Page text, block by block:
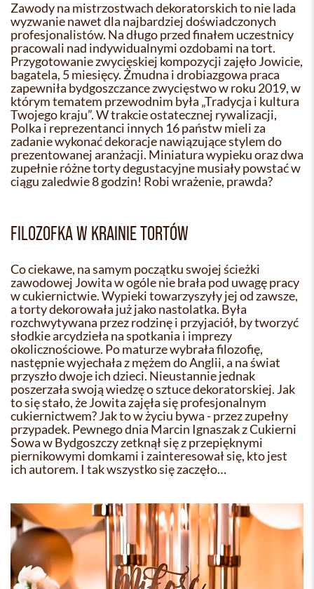
Zawody na mistrzostwach dekoratorskich to nie lada
wyzwanie nawet dla najbardziej doświadczonych
profesjonalistów. Na długo przed finałem uczestnicy
pracowali nad indywidualnymi ozdobami na tort.
Przygotowanie zwycięskiej kompozycji zajęło Jowicie,
bagatela, 5 miesięcy. Żmudna i drobiazgowa praca
zapewniła bydgoszczance zwycięstwo w roku 2019, w
którym tematem przewodnim była „Tradycja i kultura
Twojego kraju”. W trakcie ostatecznej rywalizacji,
Polka i reprezentanci innych 16 państw mieli za
zadanie wykonać dekoracje nawiązujące stylem do
prezentowanej aranżacji. Miniatura wypieku oraz dwa
zupełnie różne torty degustacyjne musiały powstać w
ciągu zaledwie 8 godzin! Robi wrażenie, prawda?
FILOZOFKA W KRAINIE TORTÓW
Co ciekawe, na samym początku swojej ścieżki
zawodowej Jowita w ogóle nie brała pod uwagę pracy
w cukiernictwie. Wypieki towarzyszyły jej od zawsze,
a torty dekorowała już jako nastolatka. Była
rozchwytywana przez rodzinę i przyjaciół, by tworzyć
słodkie arcydzieła na spotkania i imprezy
okolicznościowe. Po maturze wybrała filozofię,
następnie wyjechała z mężem do Anglii, a na świat
przyszło dwoje ich dzieci. Nieustannie jednak
poszerzała swoją wiedzę o sztuce dekoratorskiej. Jak
to się stało, że Jowita zajęła się profesjonalnym
cukiernictwem? Jak to w życiu bywa - przez zupełny
przypadek. Pewnego dnia Marcin Ignaszak z Cukierni
Sowa w Bydgoszczy zetknął się z przepięknymi
piernikowymi domkami i zainteresował się, kto jest
ich autorem. I tak wszystko się zaczęło…